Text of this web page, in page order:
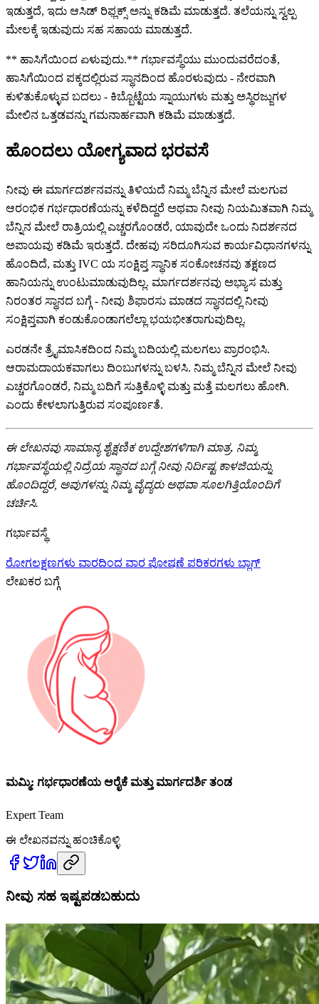
ಇಡುತ್ತದೆ, ಇದು ಆಸಿಡ್ ರಿಫ್ಲಕ್ಸ್ ಅನ್ನು ಕಡಿಮೆ ಮಾಡುತ್ತದೆ. ತಲೆಯನ್ನು ಸ್ವಲ್ಪ
ಮೇಲಕ್ಕೆ ಇಡುವುದು ಸಹ ಸಹಾಯ ಮಾಡುತ್ತದೆ.
** ಹಾಸಿಗೆಯಿಂದ ಏಳುವುದು.** ಗರ್ಭಾವಸ್ಥೆಯು ಮುಂದುವರೆದಂತೆ,
ಹಾಸಿಗೆಯಿಂದ ಪಕ್ಕದಲ್ಲಿರುವ ಸ್ಥಾನದಿಂದ ಹೊರಳುವುದು - ನೇರವಾಗಿ
ಕುಳಿತುಕೊಳ್ಳುವ ಬದಲು - ಕಿಬ್ಬೊಟ್ಟೆಯ ಸ್ನಾಯುಗಳು ಮತ್ತು ಅಸ್ಥಿರಜ್ಜುಗಳ
ಮೇಲಿನ ಒತ್ತಡವನ್ನು ಗಮನಾರ್ಹವಾಗಿ ಕಡಿಮೆ ಮಾಡುತ್ತದೆ.
ಹೊಂದಲು ಯೋಗ್ಯವಾದ ಭರವಸೆ
ನೀವು ಈ ಮಾರ್ಗದರ್ಶನವನ್ನು ತಿಳಿಯದೆ ನಿಮ್ಮ ಬೆನ್ನಿನ ಮೇಲೆ ಮಲಗುವ
ಆರಂಭಿಕ ಗರ್ಭಧಾರಣೆಯನ್ನು ಕಳೆದಿದ್ದರೆ ಅಥವಾ ನೀವು ನಿಯಮಿತವಾಗಿ ನಿಮ್ಮ
ಬೆನ್ನಿನ ಮೇಲೆ ರಾತ್ರಿಯಲ್ಲಿ ಎಚ್ಚರಗೊಂಡರೆ, ಯಾವುದೇ ಒಂದು ನಿದರ್ಶನದ
ಅಪಾಯವು ಕಡಿಮೆ ಇರುತ್ತದೆ. ದೇಹವು ಸರಿದೂಗಿಸುವ ಕಾರ್ಯವಿಧಾನಗಳನ್ನು
ಹೊಂದಿದೆ, ಮತ್ತು IVC ಯ ಸಂಕ್ಷಿಪ್ತ ಸ್ಥಾನಿಕ ಸಂಕೋಚನವು ತಕ್ಷಣದ
ಹಾನಿಯನ್ನು ಉಂಟುಮಾಡುವುದಿಲ್ಲ. ಮಾರ್ಗದರ್ಶನವು ಅಭ್ಯಾಸ ಮತ್ತು
ನಿರಂತರ ಸ್ಥಾನದ ಬಗ್ಗೆ - ನೀವು ಶಿಫಾರಸು ಮಾಡದ ಸ್ಥಾನದಲ್ಲಿ ನೀವು
ಸಂಕ್ಷಿಪ್ತವಾಗಿ ಕಂಡುಕೊಂಡಾಗಲೆಲ್ಲಾ ಭಯಭೀತರಾಗುವುದಿಲ್ಲ.
ಎರಡನೇ ತ್ರೈಮಾಸಿಕದಿಂದ ನಿಮ್ಮ ಬದಿಯಲ್ಲಿ ಮಲಗಲು ಪ್ರಾರಂಭಿಸಿ.
ಆರಾಮದಾಯಕವಾಗಲು ದಿಂಬುಗಳನ್ನು ಬಳಸಿ. ನಿಮ್ಮ ಬೆನ್ನಿನ ಮೇಲೆ ನೀವು
ಎಚ್ಚರಗೊಂಡರೆ, ನಿಮ್ಮ ಬದಿಗೆ ಸುತ್ತಿಕೊಳ್ಳಿ ಮತ್ತು ಮತ್ತೆ ಮಲಗಲು ಹೋಗಿ.
ಎಂದು ಕೇಳಲಾಗುತ್ತಿರುವ ಸಂಪೂರ್ಣತೆ.
ಈ ಲೇಖನವು ಸಾಮಾನ್ಯ ಶೈಕ್ಷಣಿಕ ಉದ್ದೇಶಗಳಿಗಾಗಿ ಮಾತ್ರ. ನಿಮ್ಮ
ಗರ್ಭಾವಸ್ಥೆಯಲ್ಲಿ ನಿದ್ರೆಯ ಸ್ಥಾನದ ಬಗ್ಗೆ ನೀವು ನಿರ್ದಿಷ್ಟ ಕಾಳಜಿಯನ್ನು
ಹೊಂದಿದ್ದರೆ, ಅವುಗಳನ್ನು ನಿಮ್ಮ ವೈದ್ಯರು ಅಥವಾ ಸೂಲಗಿತ್ತಿಯೊಂದಿಗೆ
ಚರ್ಚಿಸಿ.
ಗರ್ಭಾವಸ್ಥೆ
ರೋಗಲಕ್ಷಣಗಳು ವಾರದಿಂದ ವಾರ ಪೋಷಣೆ ಪರಿಕರಗಳು ಬ್ಲಾಗ್
ಲೇಖಕರ ಬಗ್ಗೆ
ಮಮ್ಮಿ: ಗರ್ಭಧಾರಣೆಯ ಆರೈಕೆ ಮತ್ತು ಮಾರ್ಗದರ್ಶಿ ತಂಡ
Expert Team
ಈ ಲೇಖನವನ್ನು ಹಂಚಿಕೊಳ್ಳಿ
ನೀವು ಸಹ ಇಷ್ಟಪಡಬಹುದು